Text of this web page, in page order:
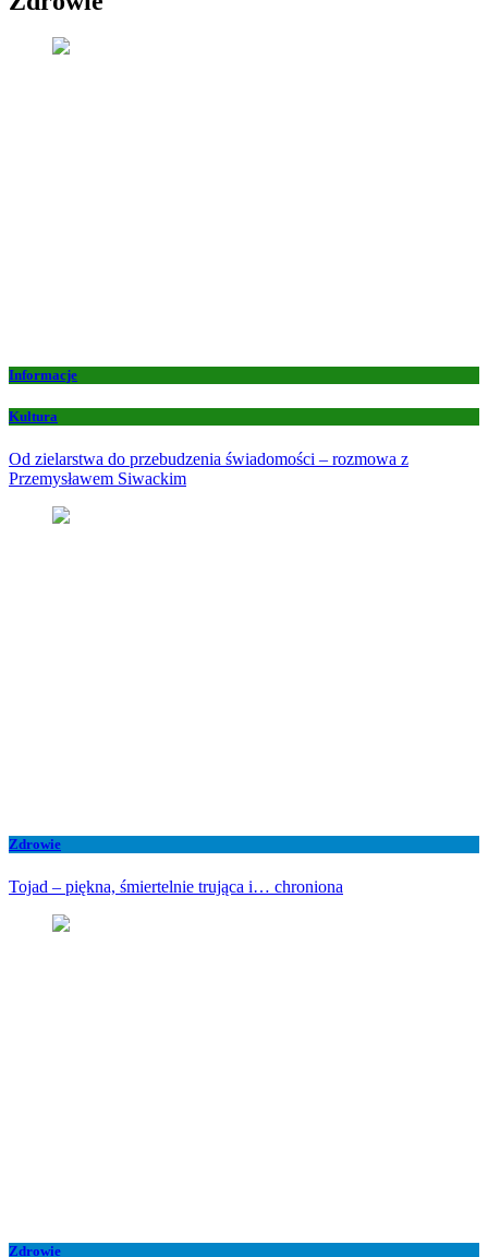
Informacje
Kultura
Od zielarstwa do przebudzenia świadomości – rozmowa z
Przemysławem Siwackim
Zdrowie
Tojad – piękna, śmiertelnie trująca i… chroniona
Zdrowie